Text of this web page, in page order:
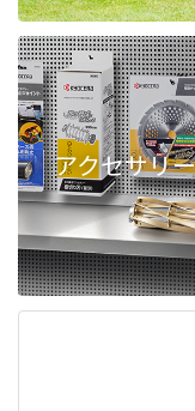
アクセサリー